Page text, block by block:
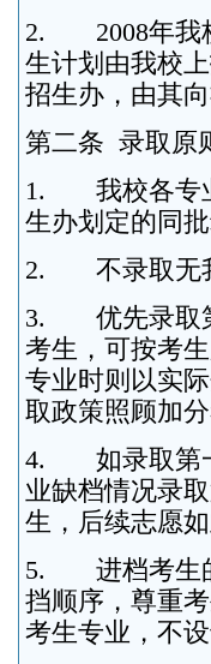
2. 2008年我校
生计划由我校
招生办，由其向
第二条 录取原
1. 我校各专业
生办划定的同
2. 不录取无我
3. 优先录取第
考生，可按考
专业时则以实
取政策照顾加
4. 如录取第一
业缺档情况录
生，后续志愿如
5. 进档考生的
挡顺序，尊重
考生专业，不